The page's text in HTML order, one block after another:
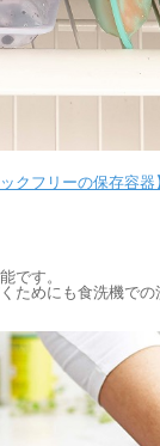
クフリーの保存容
です。
ためにも食洗機で